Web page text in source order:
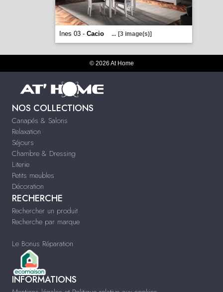
Ines 03 - Cacio ... [3 image(s)]
© 2026 At Home
NOS COLLECTIONS
Canapés & Salons
Relaxation
Séjours
Chambre & Dressing
Literie
Petits meubles
Décoration
RECHERCHE
Rechercher un produit
Recherche par marque
Le Bonus Réparation
INFORMATIONS